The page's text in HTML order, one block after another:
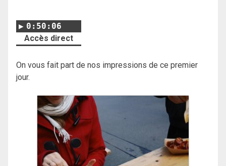
0:50:06
Accès direct
On vous fait part de nos impressions de ce premier
jour.